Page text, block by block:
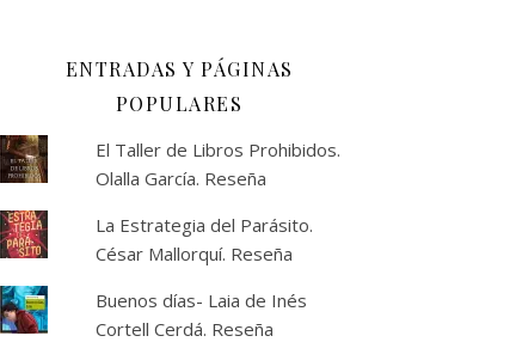
ENTRADAS Y PÁGINAS
POPULARES
El Taller de Libros Prohibidos.
Olalla García. Reseña
La Estrategia del Parásito.
César Mallorquí. Reseña
Buenos días- Laia de Inés
Cortell Cerdá. Reseña